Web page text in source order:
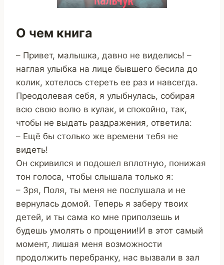
О чем книга
– Привет, малышка, давно не виделись! –
наглая улыбка на лице бывшего бесила до
колик, хотелось стереть ее раз и навсегда.
Преодолевая себя, я улыбнулась, собирая
всю свою волю в кулак, и спокойно, так,
чтобы не выдать раздражения, ответила:
– Ещё бы столько же времени тебя не
видеть!
Он скривился и подошел вплотную, понижая
тон голоса, чтобы слышала только я:
– Зря, Поля, ты меня не послушала и не
вернулась домой. Теперь я заберу твоих
детей, и ты сама ко мне приползешь и
будешь умолять о прощении!И в этот самый
момент, лишая меня возможности
продолжить перебранку, нас вызвали в зал